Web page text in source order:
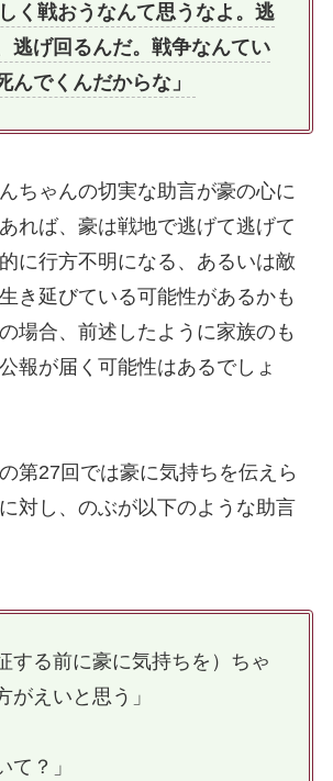
しく戦おうなんて思うなよ。逃
逃げ回るんだ。戦争なんてい
んでくんだからな」
ちゃんの切実な助言が豪の心に
れば、豪は戦地で逃げて逃げて
に行方不明になる、あるいは敵
き延びている可能性があるかも
場合、前述したように家族のも
報が届く可能性はあるでしょ
第27回では豪に気持ちを伝えら
対し、のぶが以下のような助言
する前に豪に気持ちを）ちゃ
がえいと思う」
て？」